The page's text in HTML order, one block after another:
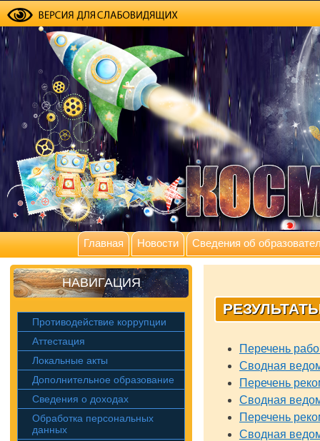
Главная Новости Сведения об
НАВИГАЦИЯ
Противодействие коррупции
Аттестация
Локальные акты
Дополнительное образование
Сведения о доходах
Обработка персональных
данных
Перечень
Сводная
Перечень
Сводная
Перечень
Сводная